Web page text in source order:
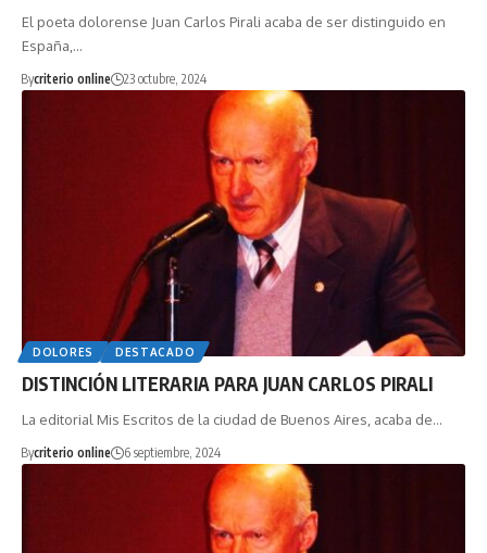
El poeta dolorense Juan Carlos Pirali acaba de ser distinguido en
España,…
Bycriterio online 23 octubre, 2024
DOLORES DESTACADO
DISTINCIÓN LITERARIA PARA JUAN CARLOS PIRALI
La editorial Mis Escritos de la ciudad de Buenos Aires, acaba de…
Bycriterio online 6 septiembre, 2024